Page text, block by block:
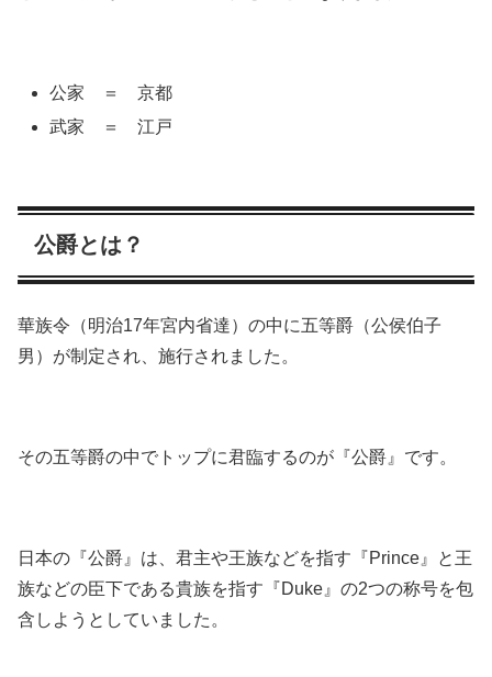
公家 ＝ 京都
武家 ＝ 江戸
公爵とは？
華族令（明治17年宮内省達）の中に五等爵（公侯伯子
男）が制定され、施行されました。
その五等爵の中でトップに君臨するのが『公爵』です。
日本の『公爵』は、君主や王族などを指す『Prince』と王
族などの臣下である貴族を指す『Duke』の2つの称号を包
含しようとしていました。